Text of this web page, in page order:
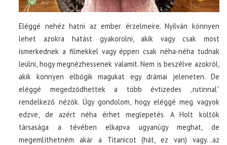
Eléggé nehéz hatni az ember érzelmeire. Nyilván könnyen
lehet azokra hatást gyakorolni, akik vagy csak most
ismerkednek a filmekkel vagy éppen csak néha-néha tudnak
leülni, hogy megnézhessenek valamit. Nem is beszélve azokról,
akik könnyen elbőgik magukat egy drámai jeleneten. De
eléggé megedződhettek a több évtizedes „rutinnal”
rendelkező nézők. Úgy gondolom, hogy eléggé meg vagyok
edzve, de azért néha érhet meglepetés. A Holt költők
társasága a tévében elkapva ugyanúgy meghat, de
megemlíthetném akár a Titanicot (hát, ez van) vagy…az